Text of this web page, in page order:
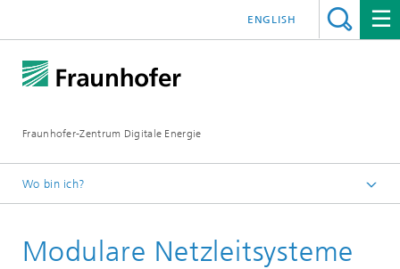
Fraunhofer-Zentrum Digitale Energie
ENGLISH
Wo bin ich?
Angebot
Modulare Netzleitsysteme